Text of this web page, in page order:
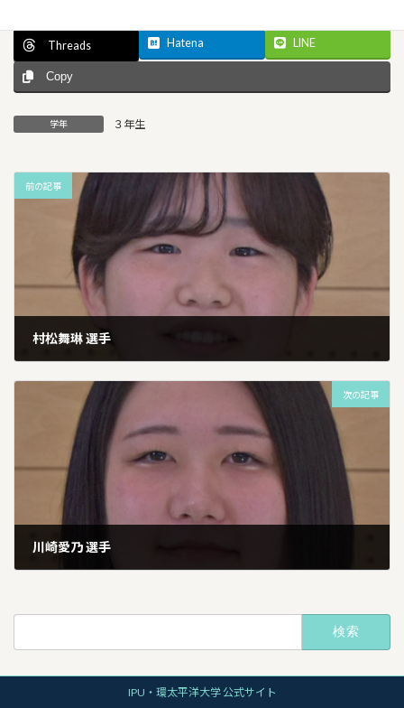
Threads Hatena LINE
Copy
学年 ３年生
前の記事
村松舞琳 選手
次の記事
川崎愛乃 選手
IPU・環太平洋大学 公式サイト